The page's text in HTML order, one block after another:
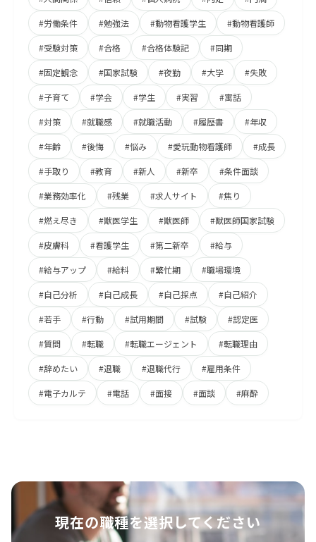
#労働条件 #勉強法 #動物看護学生 #動物看護師
#受験対策 #合格 #合格体験記 #同期
#固定観念 #国家試験 #夜勤 #大学 #失敗
#子育て #学会 #学生 #実習 #寓話
#対策 #就職感 #就職活動 #履歴書 #年収
#年齢 #後悔 #悩み #愛玩動物看護師 #成長
#手取り #教育 #新人 #新卒 #条件面談
#業務効率化 #残業 #求人サイト #焦り
#燃え尽き #獣医学生 #獣医師 #獣医師国家試験
#皮膚科 #看護学生 #第二新卒 #給与
#給与アップ #給料 #繁忙期 #職場環境
#自己分析 #自己成長 #自己採点 #自己紹介
#若手 #行動 #試用期間 #試験 #認定医
#質問 #転職 #転職エージェント #転職理由
#辞めたい #退職 #退職代行 #雇用条件
#電子カルテ #電話 #面接 #面談 #麻酔
現在の職種を選択してください